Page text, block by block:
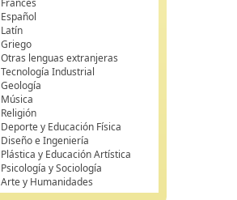
Francés
Español
Latín
Griego
Otras lenguas extranjeras
Tecnología Industrial
Geología
Música
Religión
Deporte y Educación Física
Diseño e Ingeniería
Plástica y Educación Artística
Psicología y Sociología
Arte y Humanidades